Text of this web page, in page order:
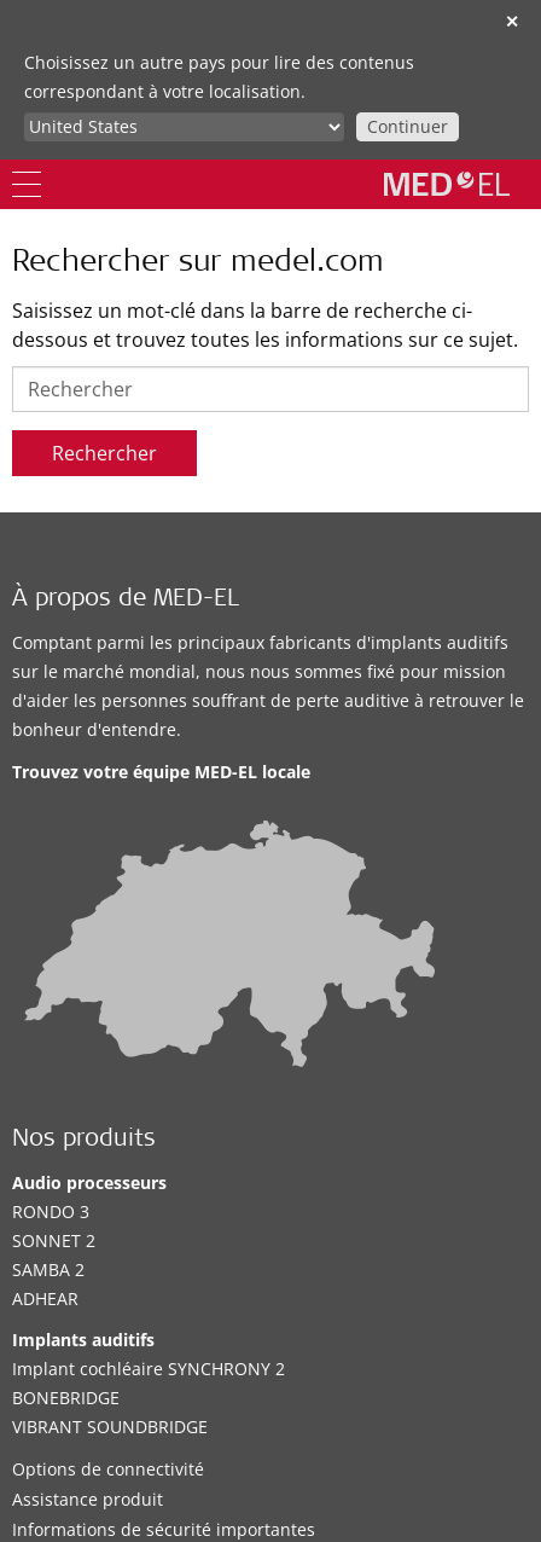
✕
Choisissez un autre pays pour lire des contenus
correspondant à votre localisation.
Continuer
Rechercher sur medel.com
Saisissez un mot-clé dans la barre de recherche ci-
dessous et trouvez toutes les informations sur ce sujet.
Rechercher
À propos de MED-EL
Comptant parmi les principaux fabricants d'implants auditifs
sur le marché mondial, nous nous sommes fixé pour mission
d'aider les personnes souffrant de perte auditive à retrouver le
bonheur d'entendre.
Trouvez votre équipe MED-EL locale
Nos produits
Audio processeurs
RONDO 3
SONNET 2
SAMBA 2
ADHEAR
Implants auditifs
Implant cochléaire SYNCHRONY 2
BONEBRIDGE
VIBRANT SOUNDBRIDGE
Options de connectivité
Assistance produit
Informations de sécurité importantes